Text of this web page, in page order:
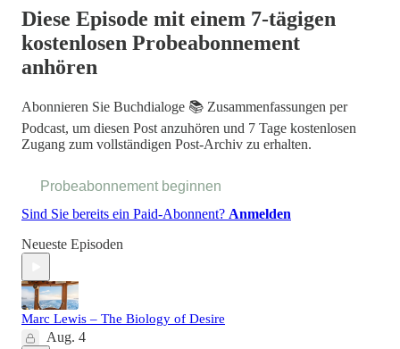
Diese Episode mit einem 7-tägigen
kostenlosen Probeabonnement
anhören
Abonnieren Sie Buchdialoge 📚 Zusammenfassungen per
Podcast, um diesen Post anzuhören und 7 Tage kostenlosen
Zugang zum vollständigen Post-Archiv zu erhalten.
Probeabonnement beginnen
Sind Sie bereits ein Paid-Abonnent? Anmelden
Neueste Episoden
Marc Lewis – The Biology of Desire
Aug. 4